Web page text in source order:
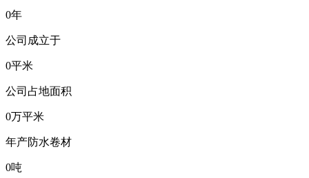
0年
公司成立于
0平米
公司占地面积
0万平米
年产防水卷材
0吨